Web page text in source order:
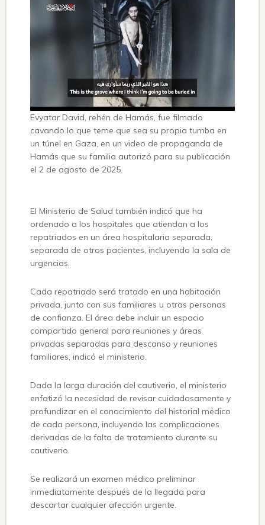
Evyatar David, rehén de Hamás, fue filmado
cavando lo que teme que sea su propia tumba en
un túnel en Gaza, en un video de propaganda de
Hamás que su familia autorizó para su publicación
el 2 de agosto de 2025.
El Ministerio de Salud también indicó que ha
ordenado a los hospitales que atiendan a los
repatriados en un área hospitalaria separada,
separada de otros pacientes, incluyendo la sala de
urgencias.
Cada repatriado será tratado en una habitación
privada, junto con sus familiares u otras personas
de confianza. El área debe incluir un espacio
compartido general para reuniones y áreas
privadas separadas para descanso y reuniones
familiares, indicó el ministerio.
Dada la larga duración del cautiverio, el ministerio
enfatizó la necesidad de revisar cuidadosamente y
profundizar en el conocimiento del historial médico
de cada persona, incluyendo las complicaciones
derivadas de la falta de tratamiento durante su
cautiverio.
Se realizará un examen médico preliminar
inmediatamente después de la llegada para
descartar cualquier afección urgente.